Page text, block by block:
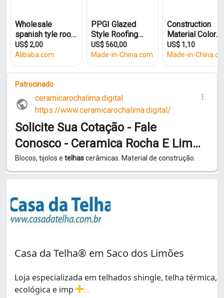
Casa da Telha® em Saco dos Limões
Loja especializada em telhados shingle, telha térmica,
ecológica e imp